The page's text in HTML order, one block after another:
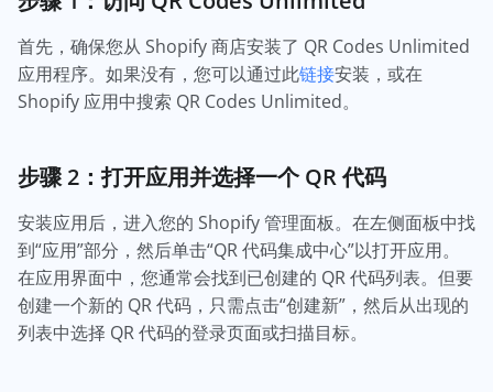
首先，确保您从 Shopify 商店安装了 QR Codes Unlimited
应用程序。如果没有，您可以通过此链接安装，或在
Shopify 应用中搜索 QR Codes Unlimited。
步骤 2：打开应用并选择一个 QR 代码
安装应用后，进入您的 Shopify 管理面板。在左侧面板中找
到“应用”部分，然后单击“QR 代码集成中心”以打开应用。
在应用界面中，您通常会找到已创建的 QR 代码列表。但要
创建一个新的 QR 代码，只需点击“创建新”，然后从出现的
列表中选择 QR 代码的登录页面或扫描目标。